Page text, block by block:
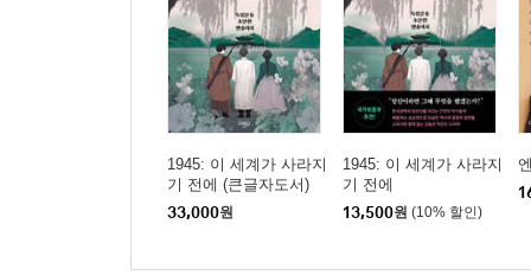
1945: 이 세계가 사라지
기 전에 (큰글자도서)
33,000원
1945: 이 세계가 사라지
기 전에
13,500원 (10% 할인)